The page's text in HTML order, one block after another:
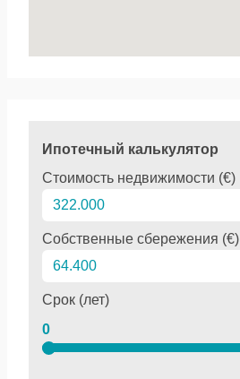
Ипотечный калькулятор
Стоимость недвижимости (€)
Собственные сбережения (€)
Срок (лет)
0